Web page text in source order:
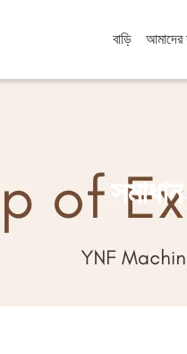
বাড়ি আমাদের
সমাধান